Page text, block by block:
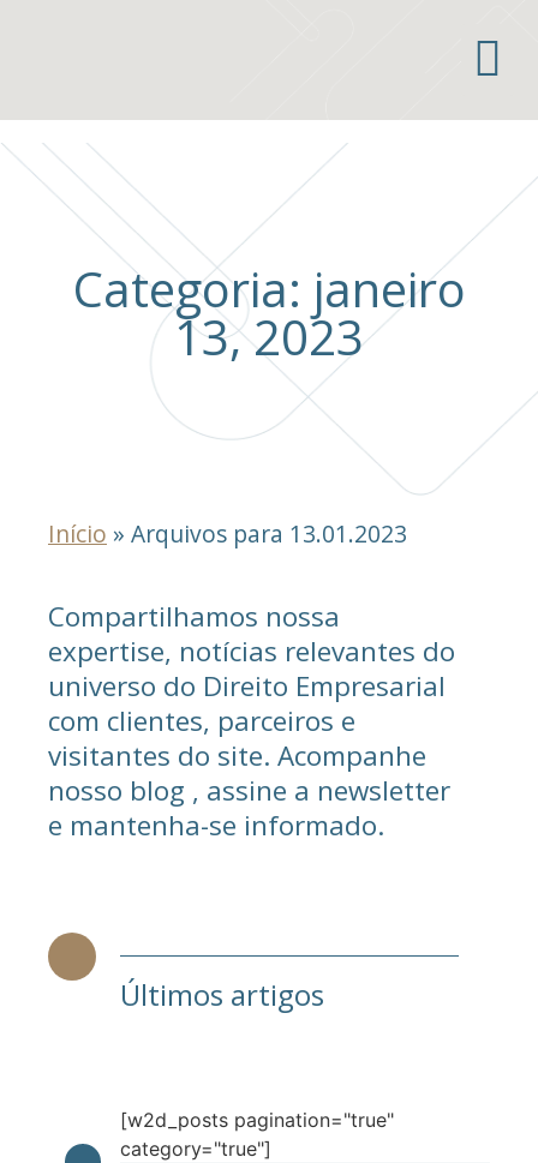
Categoria: janeiro
13, 2023
Início » Arquivos para 13.01.2023
Compartilhamos nossa
expertise, notícias relevantes do
universo do Direito Empresarial
com clientes, parceiros e
visitantes do site. Acompanhe
nosso blog , assine a newsletter
e mantenha-se informado.
Últimos artigos
[w2d_posts pagination="true"
category="true"]